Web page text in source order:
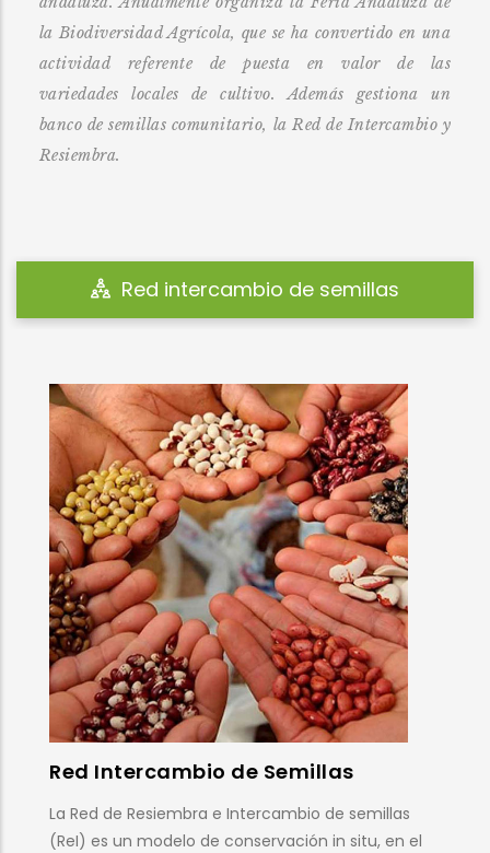
la Biodiversidad Agrícola, que se ha convertido en una
actividad referente de puesta en valor de las
variedades locales de cultivo. Además gestiona un
banco de semillas comunitario, la Red de Intercambio y
Resiembra.
Feria de la biodiversidad
Feria Andaluza de la Biodiversidad
Agrícola
La Feria Andaluza de la Biodiversidad Agrícola es el